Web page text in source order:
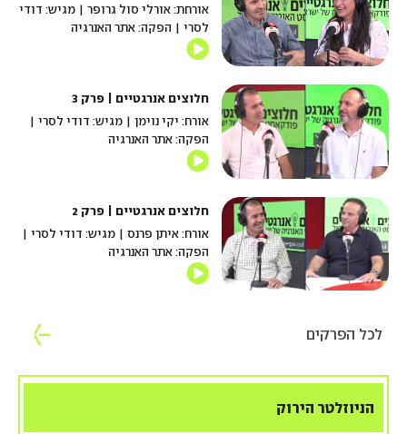
אורחת: אורלי סול גרופר | מגיש: דודי
לסרי | הפקה: אתר האנרגיה
חלוצים אנרגטיים | פרק 3
אורח: יקי נוימן | מגיש: דודי לסרי |
הפקה: אתר האנרגיה
חלוצים אנרגטיים | פרק 2
אורח: איתן פרנס | מגיש: דודי לסרי |
הפקה: אתר האנרגיה
לכל הפרקים
הניוזלטר הירוק